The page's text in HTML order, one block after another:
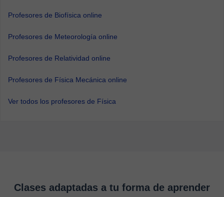
Profesores de Biofísica online
Profesores de Meteorología online
Profesores de Relatividad online
Profesores de Física Mecánica online
Ver todos los profesores de Física
Clases adaptadas a tu forma de aprender